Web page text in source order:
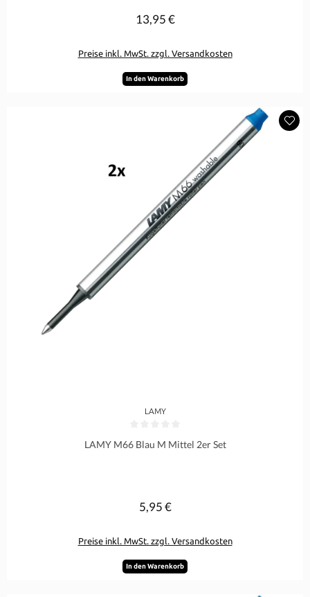
Regulärer Preis:
13,95 €
Preise inkl. MwSt. zzgl. Versandkosten
In den Warenkorb
LAMY
LAMY M66 Blau M Mittel 2er Set
Regulärer Preis:
5,95 €
Preise inkl. MwSt. zzgl. Versandkosten
In den Warenkorb